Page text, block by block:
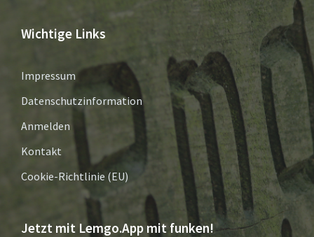
Wichtige Links
Impressum
Datenschutzinformation
Anmelden
Kontakt
Cookie-Richtlinie (EU)
Jetzt mit Lemgo.App mit funken!